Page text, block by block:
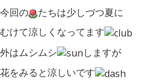
今回の
たちは少しづつ夏に
むけて涼しくなってます
外はムシムシ
しますが
花をみると涼しいです